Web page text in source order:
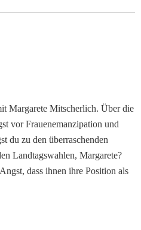
Margarete Mitscherlich. Über die
vor Frauenemanzipation und
du zu den überraschenden
Landtagswahlen, Margarete?
dass ihnen ihre Position als